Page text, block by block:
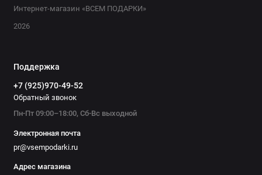
Интернет-магазин «ВСЕМ ПОДАРКИ»
2026
Поддержка
+7 (925)970-49-52
Обратный звонок
Пн-Пт 09:00–18:00, Сб-Вс выходной
Электронная почта
pr@vsempodarki.ru
Адрес магазина